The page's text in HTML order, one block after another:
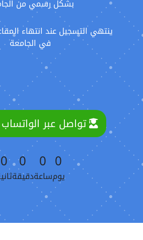
بشكل رسمي من
ينتهي التسجيل عند انتهاء
في الجامعة
تواصل عبر
0
يوم
0
ساعة
0
دقيقة
0